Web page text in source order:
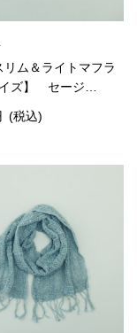
リム＆ライトマフラ
ズ】 セージ…
(税込)